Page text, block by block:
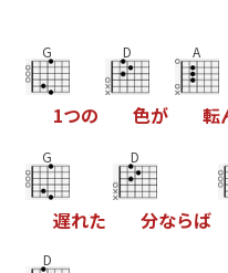
G
1つの
D
色が
A
転
G
遅れた
D
分ならば
D